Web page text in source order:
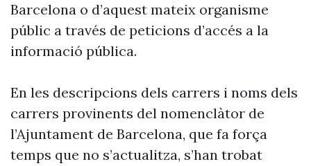
Barcelona o d’aquest mateix organisme
públic a través de peticions d’accés a la
informació pública.
En les descripcions dels carrers i noms dels
carrers provinents del nomenclàtor de
l’Ajuntament de Barcelona, que fa força
temps que no s’actualitza, s’han trobat